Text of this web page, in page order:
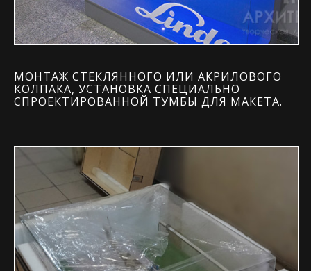
МОНТАЖ СТЕКЛЯННОГО ИЛИ АКРИЛОВОГО
КОЛПАКА, УСТАНОВКА СПЕЦИАЛЬНО
СПРОЕКТИРОВАННОЙ ТУМБЫ ДЛЯ МАКЕТА.